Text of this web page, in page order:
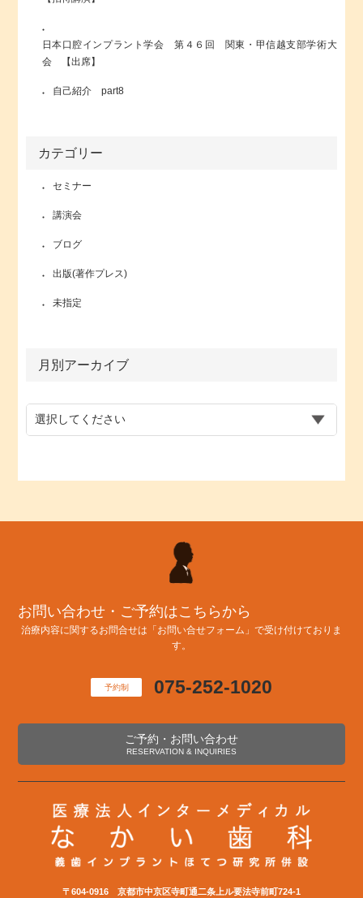
日本口腔インプラント学会 第４６回 関東・甲信越支部学術大
会 【出席】
自己紹介 part8
カテゴリー
セミナー
講演会
ブログ
出版(著作プレス)
未指定
月別アーカイブ
お問い合わせ・ご予約はこちらから
治療内容に関するお問合せは「お問い合せフォーム」で受け付けておりま
す。
予約制 075-252-1020
ご予約・お問い合わせ
RESERVATION & INQUIRIES
〒604-0916 京都市中京区寺町通二条上ル要法寺前町724-1